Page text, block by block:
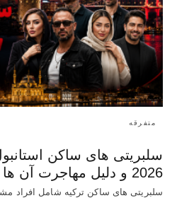
متفرقه
سلبریتی های ساکن
2026 و دلیل مهاجرت آن ها
سلبریتی های ساکن ترکیه شامل افراد